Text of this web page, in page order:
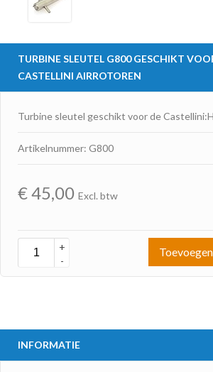
TURBINE SLEUTEL G800 GESCHIKT
CASTELLINI AIRROTOREN
Turbine sleutel geschikt voor de
Artikelnummer: G800
€45,00 Excl. btw
+
-
INFORMATIE